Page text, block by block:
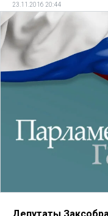
23.11.2016 20:44
Депутаты